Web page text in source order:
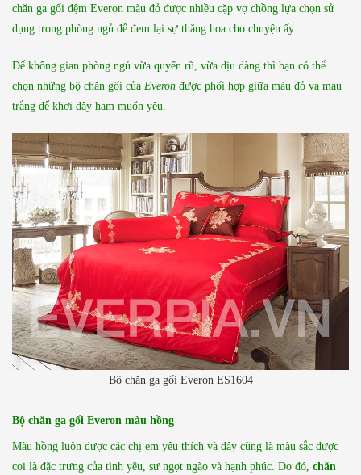
chăn ga gối đệm Everon màu đỏ được nhiều cặp vợ chồng lựa chọn sử
dụng trong phòng ngủ để đem lại sự thăng hoa cho chuyện ấy.
Để không gian phòng ngủ vừa quyến rũ, vừa dịu dàng thì bạn có thể
chọn những bộ chăn gối của Everon được phối hợp giữa màu đỏ và màu
trắng để khơi dậy ham muốn yêu.
Bộ chăn ga gối Everon ES1604
Bộ chăn ga gối Everon màu hồng
Màu hồng luôn được các chị em yêu thích và đây cũng là màu sắc được
coi là đặc trưng của tình yêu, sự ngọt ngào và hạnh phúc. Do đó, chăn